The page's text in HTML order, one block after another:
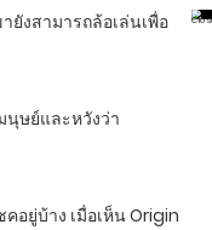
ยังสามารถล้อเล่นเพื่อ
นุษย์และหวังว่า
อยู่บ้าง เมื่อเห็น Origin